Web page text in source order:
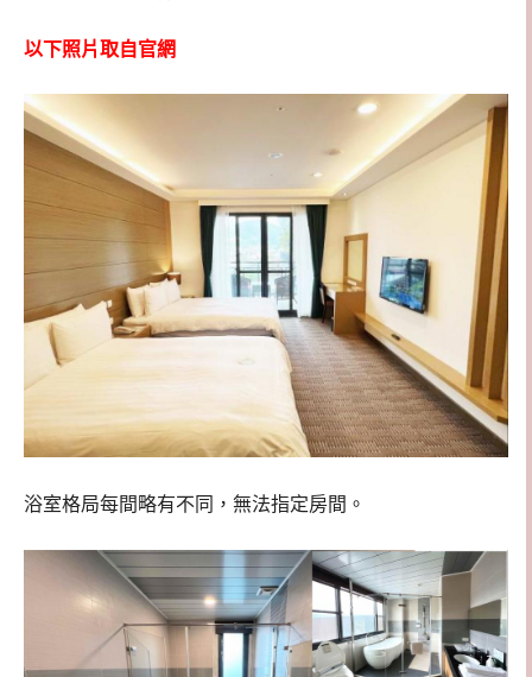
以下照片取自官網
浴室格局每間略有不同，無法指定房間。